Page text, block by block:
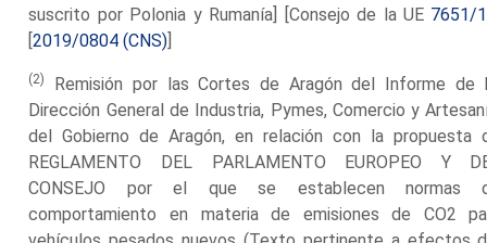
suscrito por Polonia y Rumanía] [Consejo de la UE 7651/
[2019/0804 (CNS)]
(2)
Remisión por las Cortes de Aragón del Informe de
Dirección General de Industria, Pymes, Comercio y
del Gobierno de Aragón, en relación con la propuesta
REGLAMENTO DEL PARLAMENTO EUROPEO Y
CONSEJO por el que se establecen normas
comportamiento en materia de emisiones de CO2